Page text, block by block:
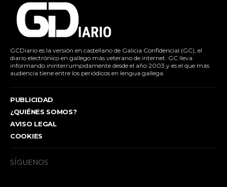
GCDiario es la versión en castellano de Galicia Confidencial (GC), el
diario electrónico en gallego más veterano de internet. GC lleva
informando ininterrumpidamente desde el año 2003 y es el que más
audiencia tiene entre los periódicos en lengua gallega.
PUBLICIDAD
¿QUIÉNES SOMOS?
AVISO LEGAL
COOKIES
SÍGUENOS